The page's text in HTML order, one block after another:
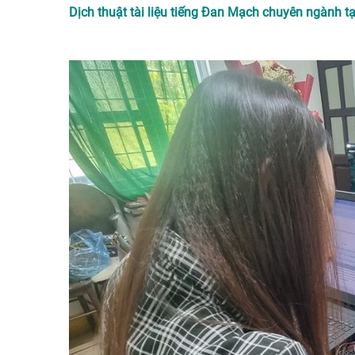
Dịch thuật tài liệu tiếng Đan Mạch chuyên ngành